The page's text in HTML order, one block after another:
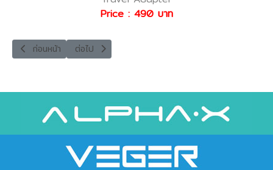
Price : 490 บาท
เนื้อหาก่อนหน้า: M13 POWER BANK
ก่อนหน้า เนื้อหาถัดไป: M13PRO POWER BANK
ต่อไป